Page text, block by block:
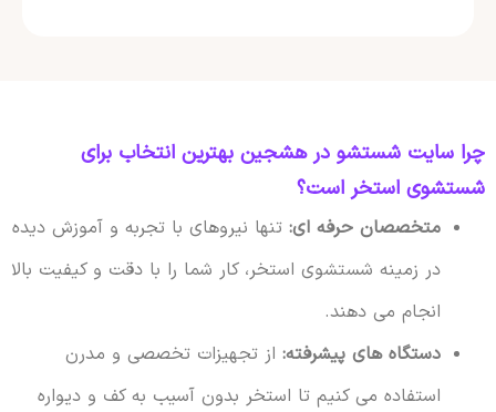
چرا سایت شستشو در هشجین بهترین انتخاب برای
شستشوی استخر است؟
متخصصان حرفه ای:تنها نیروهای با تجربه و آموزش دیده
در زمینه شستشوی استخر، کار شما را با دقت و کیفیت بالا
انجام می دهند.
دستگاه های پیشرفته:از تجهیزات تخصصی و مدرن
استفاده می کنیم تا استخر بدون آسیب به کف و دیواره